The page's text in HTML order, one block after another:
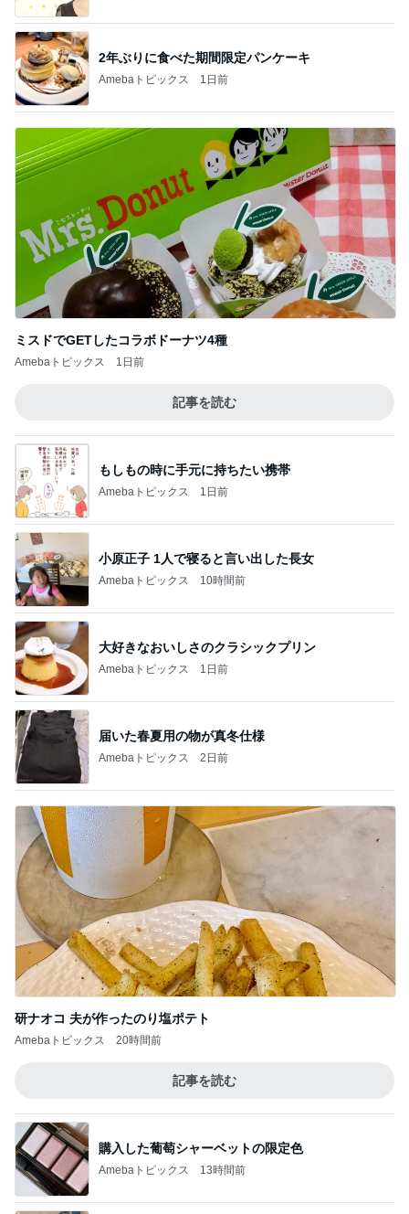
2年ぶりに食べた期間限定パンケーキ
Amebaトピックス 1日前
ミスドでGETしたコラボドーナツ4種
Amebaトピックス 1日前
記事を読む
もしもの時に手元に持ちたい携帯
Amebaトピックス 1日前
小原正子 1人で寝ると言い出した長女
Amebaトピックス 10時間前
大好きなおいしさのクラシックプリン
Amebaトピックス 1日前
届いた春夏用の物が真冬仕様
Amebaトピックス 2日前
研ナオコ 夫が作ったのり塩ポテト
Amebaトピックス 20時間前
記事を読む
購入した葡萄シャーベットの限定色
Amebaトピックス 13時間前